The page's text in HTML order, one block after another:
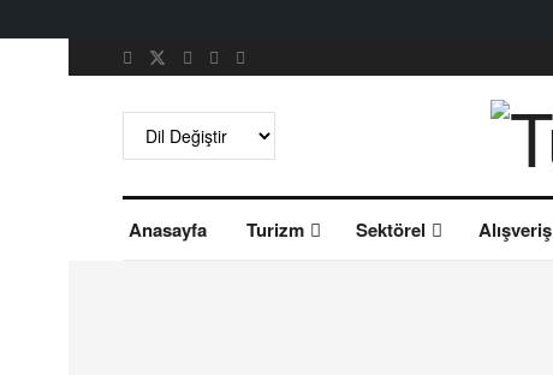
Anasayfa Turizm Sektörel Alışveriş